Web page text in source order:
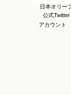
日本オリー
公式Twitter
アカウント